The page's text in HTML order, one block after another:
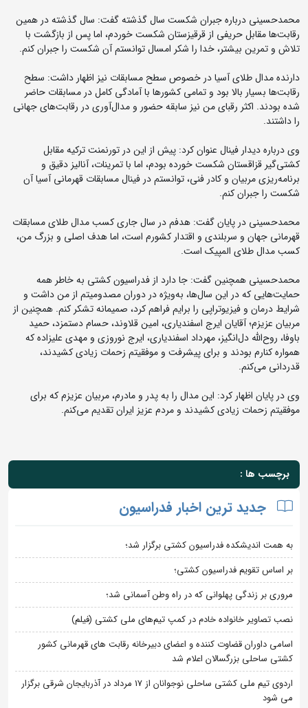
محمدحسینی درباره جبران شکست سال گذشته گفت: سال گذشته در همین
رقابت‌ها مقابل حریفی از قرقیزستان شکست خوردم، اما پس از بازگشت با
تلاش و تمرین بیشتر، خدا را شکر امسال توانستم آن شکست را جبران کنم.
دارنده مدال طلای آسیا در خصوص سطح مسابقات نیز اظهار داشت: سطح
رقابت‌ها بسیار بالا بود و تمامی کشورها با آمادگی کامل در مسابقات حاضر
شده بودند. اکثر رقبای من نیز سابقه حضور و مدال‌آوری در رقابت‌های جهانی
را داشتند.
وی درباره دیدار فینال عنوان کرد: پیش از این در تورنمنت ترکیه مقابل
کشتی‌گیر قزاقستان شکست خورده بودم، اما با تمرینات، آنالیز دقیق و
برنامه‌ریزی مربیان و کادر فنی، توانستم در فینال مسابقات قهرمانی آسیا آن
شکست را جبران کنم.
محمدحسینی در پایان گفت: هدفم در سال جاری کسب مدال طلای مسابقات
قهرمانی جهان و سربلندی و اقتدار کشورم است، اما هدف اصلی و بزرگ من،
کسب مدال طلای المپیک است.
محمدحسینی همچنین گفت: جا دارد از فدراسیون کشتی به خاطر همه
حمایت‌هایی که در این سال‌ها، به‌ویژه در دوران مصدومیتم از من داشت و
شرایط درمان و فیزیوتراپی را برایم فراهم کرد، صمیمانه تشکر کنم. همچنین از
مربیان عزیزم؛ آقایان ایرج اسفندیاری، امین قلاوند، حسام دستمزد، حمید
باوفا، روح‌الله دل‌انگیز، مهرداد اسفندیاری، ایرج نوروزی و مهدی علیزاده که
همواره کنارم بودند و برای پیشرفت و موفقیتم زحمات زیادی کشیدند،
قدردانی می‌کنم.
وی در پایان اظهار کرد: این مدال را به پدر و مادرم، مربیان عزیزم که برای
موفقیتم زحمات زیادی کشیدند و مردم عزیز ایران تقدیم می‌کنم.
برچسب ها :
جدید ترین اخبار فدراسیون
به همت اندیشکده فدراسیون کشتی برگزار شد؛
بر اساس تقویم فدراسیون کشتی؛
مروری بر زندگی پهلوانی که در راه وطن آسمانی شد؛
نصب تصاویر خانواده خادم در کمپ تیم‌های ملی کشتی (فیلم)
اسامی داوران قضاوت کننده و اعضای دبیرخانه رقابت های قهرمانی کشور
کشتی ساحلی بزرگسالان اعلام شد
اردوی تیم ملی کشتی ساحلی نوجوانان از 17 مرداد در آذربایجان شرقی برگزار
می شود